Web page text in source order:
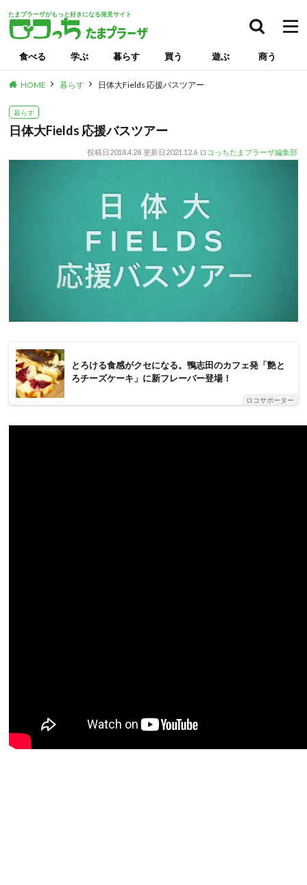
たまプラーザがもっと好きになる発見サイト
食べる 学ぶ 暮らす 買う 遊ぶ 商う
HOME 暮らす 日体大Fields 応援バスツアー
暮らす
日体大Fields 応援バスツアー
投稿日 2018.4.28 更新日 2021.12.6 ロコっちたまプラーザ編集部
とろける食感がクセになる。鴨志田のカフェ発「艶と
ろチーズケーキ」に新フレーバー登場！
ロコサポーター